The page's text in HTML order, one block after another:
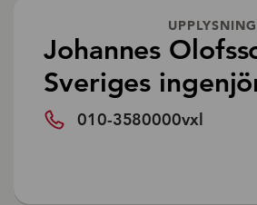
Johannes
Sveriges
010-3580000vxl